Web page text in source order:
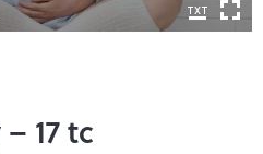
17 tc